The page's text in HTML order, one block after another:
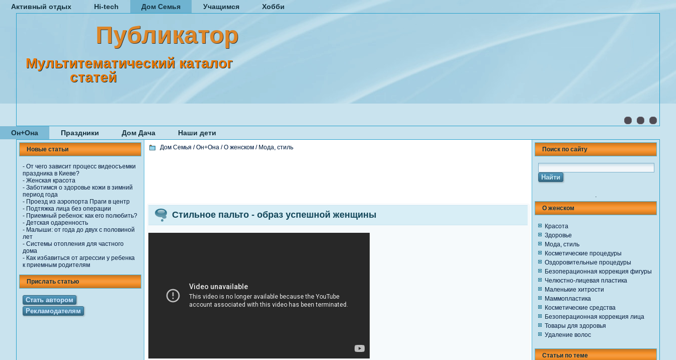
Активный отдых Hi-tech Дом Семья Учащимся Хобби
Публикатор
Мультитематический каталог
статей
Он+Она Праздники Дом Дача Наши дети
Новые статьи
- От чего зависит процесс видеосъемки
праздника в Киеве?
- Женская красота
- Заботимся о здоровье кожи в зимний
период года
- Проезд из аэропорта Праги в центр
- Подтяжка лица без операции
- Приемный ребенок: как его полюбить?
- Детская одаренность
- Малыши: от года до двух с половиной
лет
- Системы отопления для частного
дома
- Как избавиться от агрессии у ребенка
к приемным родителям
Прислать статью
Стать автором
Рекламодателям
Дом Семья /Он+Она /О женском / Мода, стиль
Стильное пальто - образ успешной женщины
Поиск по сайту
.
О женском
Красота
Здоровье
Мода, стиль
Косметические процедуры
Оздоровительные процедуры
Безоперационная коррекция фигуры
Челюстно-лицевая пластика
Маленькие хитрости
Маммопластика
Косметические средства
Безоперационная коррекция лица
Товары для здоровья
Удаление волос
Статьи по теме